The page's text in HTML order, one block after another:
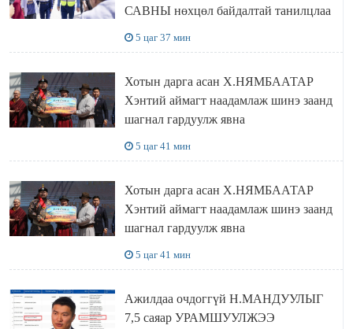
САВНЫ нөхцөл байдалтай танилцлаа
5 цаг 37 мин
Хотын дарга асан Х.НЯМБААТАР
Хэнтий аймагт наадамлаж шинэ заанд
шагнал гардуулж явна
5 цаг 41 мин
Хотын дарга асан Х.НЯМБААТАР
Хэнтий аймагт наадамлаж шинэ заанд
шагнал гардуулж явна
5 цаг 41 мин
Ажилдаа очдоггүй Н.МАНДУУЛЫГ
7,5 саяар УРАМШУУЛЖЭЭ